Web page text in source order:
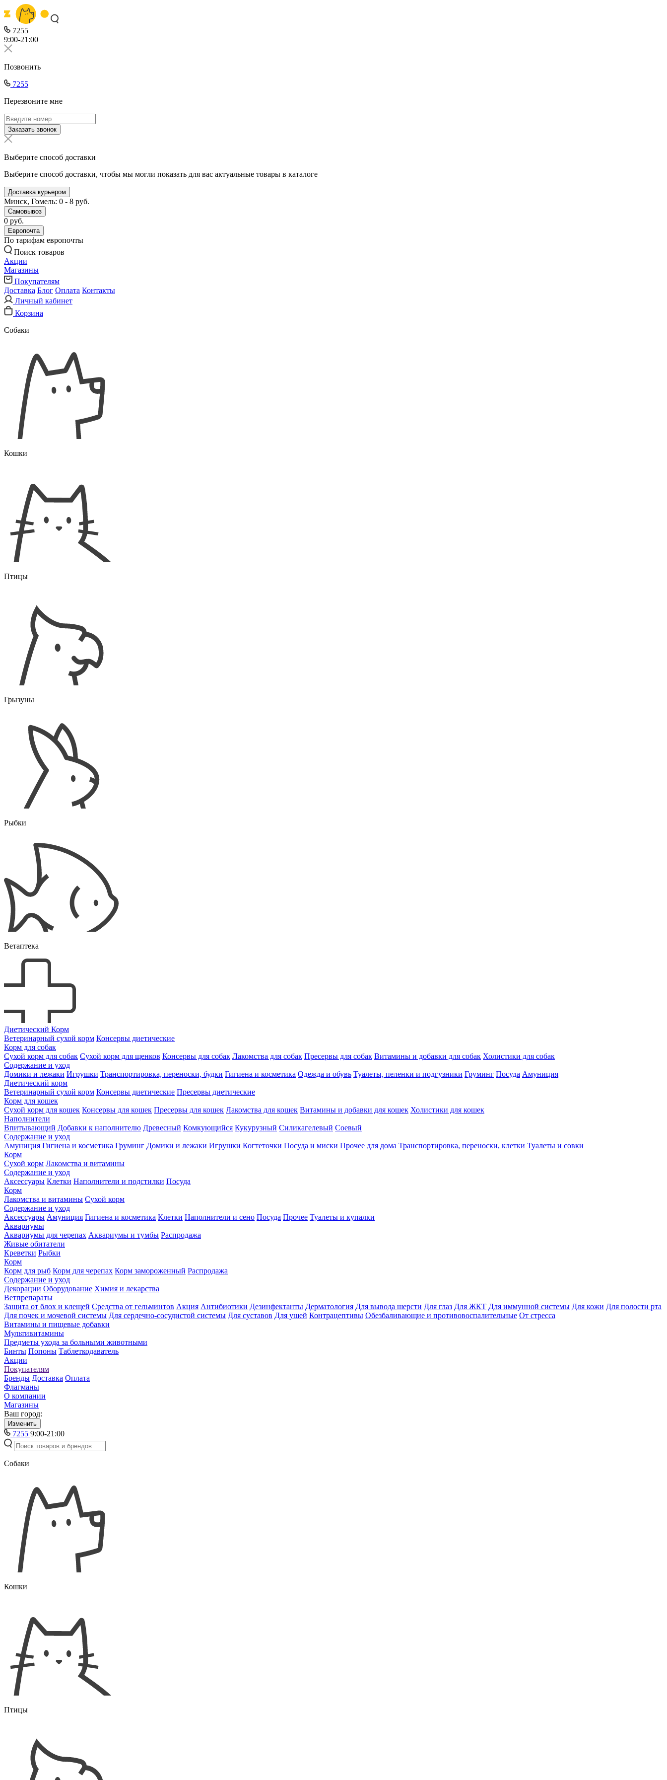
7255
9:00-21:00
Позвонить
7255
Перезвоните мне
Заказать звонок
Выберите способ доставки
Выберите способ доставки, чтобы мы могли показать для вас актуальные товары в каталоге
Доставка курьером
Минск, Гомель: 0 - 8 руб.
Самовывоз
0 руб.
Европочта
По тарифам европочты
Поиск товаров
Акции
Магазины
Покупателям
Доставка Блог Оплата Контакты
Личный кабинет
Корзина
Собаки
Кошки
Птицы
Грызуны
Рыбки
Ветаптека
Диетический Корм
Ветеринарный сухой корм Консервы диетические
Корм для собак
Сухой корм для собак Сухой корм для щенков Консервы для собак Лакомства для собак Пресервы для собак Витамины и добавки для собак Холистики для собак
Содержание и уход
Домики и лежаки Игрушки Транспортировка, переноски, будки Гигиена и косметика Одежда и обувь Туалеты, пеленки и подгузники Груминг Посуда Амуниция
Диетический корм
Ветеринарный сухой корм Консервы диетические Пресервы диетические
Корм для кошек
Сухой корм для кошек Консервы для кошек Пресервы для кошек Лакомства для кошек Витамины и добавки для кошек Холистики для кошек
Наполнители
Впитывающий Добавки к наполнителю Древесный Комкующийся Кукурузный Силикагелевый Соевый
Содержание и уход
Амуниция Гигиена и косметика Груминг Домики и лежаки Игрушки Когтеточки Посуда и миски Прочее для дома Транспортировка, переноски, клетки Туалеты и совки
Корм
Сухой корм Лакомства и витамины
Содержание и уход
Аксессуары Клетки Наполнители и подстилки Посуда
Корм
Лакомства и витамины Сухой корм
Содержание и уход
Аксессуары Амуниция Гигиена и косметика Клетки Наполнители и сено Посуда Прочее Туалеты и купалки
Аквариумы
Аквариумы для черепах Аквариумы и тумбы Распродажа
Живые обитатели
Креветки Рыбки
Корм
Корм для рыб Корм для черепах Корм замороженный Распродажа
Содержание и уход
Декорации Оборудование Химия и лекарства
Ветпрепараты
Защита от блох и клещей Средства от гельминтов Акция Антибиотики Дезинфектанты Дерматология Для вывода шерсти Для глаз Для ЖКТ Для иммунной системы Для кожи Для полости рта
Для почек и мочевой системы Для сердечно-сосудистой системы Для суставов Для ушей Контрацептивы Обезбаливающие и противовоспалительные От стресса
Витамины и пищевые добавки
Мультивитамины
Предметы ухода за больными животными
Бинты Попоны Таблеткодаватель
Акции
Покупателям
Бренды Доставка Оплата
Флагманы
О компании
Магазины
Ваш город:
Изменить
7255 9:00-21:00
Собаки
Кошки
Птицы